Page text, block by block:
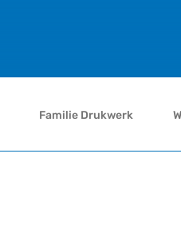
Familie Drukwerk